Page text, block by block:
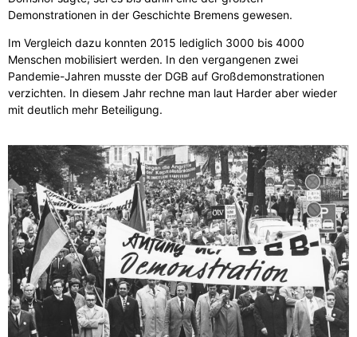
Demonstrationen in der Geschichte Bremens gewesen.
Im Vergleich dazu konnten 2015 lediglich 3000 bis 4000
Menschen mobilisiert werden. In den vergangenen zwei
Pandemie-Jahren musste der DGB auf Großdemonstrationen
verzichten. In diesem Jahr rechne man laut Harder aber wieder
mit deutlich mehr Beteiligung.